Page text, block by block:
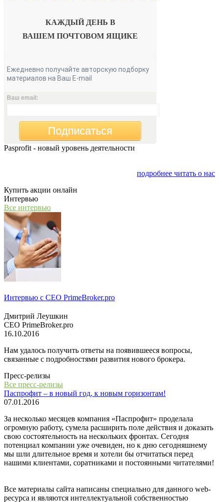
КАЖДЫЙ ДЕНЬ В
ВАШЕМ ПОЧТОВОМ ЯЩИКЕ
Ежедневно получайте авторскую подборку
материалов на Ваш E-mail
Ваш email:
Подписаться
Pasprofit - новый уровень деятельности
подробнее читать о нас
Купить акции онлайн
Интервью
Все интервью
Интервью с СЕО PrimeBroker.pro
Дмитрий Леушкин
СЕО PrimeBroker.pro
16.10.2016
Нам удалось получить ответы на появившееся вопросы,
связанные с подробностями развития нового брокера.
Пресс-релизы
Все пресс-релизы
Паспрофит – в новый год, к новым горизонтам!
07.01.2016
За несколько месяцев компания «Паспрофит» проделала
огромную работу, сумела расширить поле действия и доказать
свою состоятельность на нескольких фронтах. Сегодня
потенциал компании уже очевиден, но к дню сегодняшнему
мы шли длительное время и хотели бы отчитаться перед
нашими клиентами, соратниками и постоянными читателями!
Все материалы сайта написаны специально для данного web-
ресурса и являются интеллектуальной собственностью